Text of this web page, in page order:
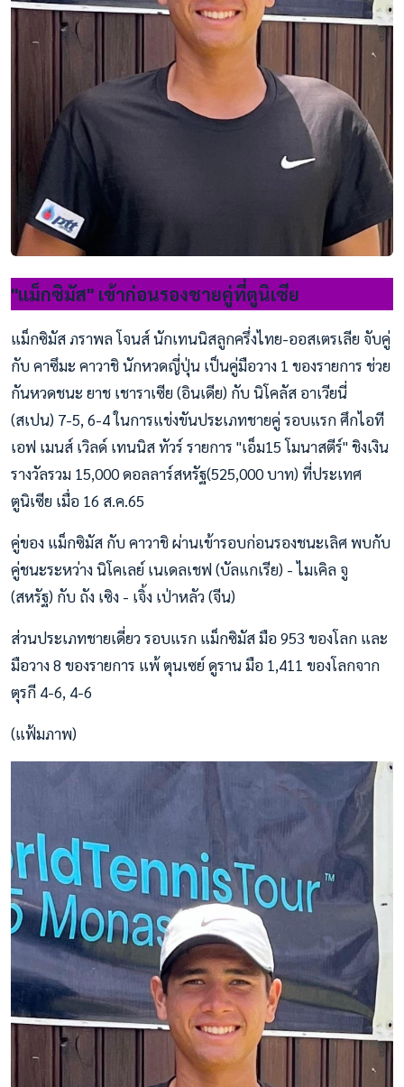
"แม็กซิมัส" เข้าก่อนรองชายคู่ที่ตูนิเซีย
แม็กซิมัส ภราพล โจนส์ นักเทนนิสลูกครึ่งไทย-ออสเตรเลีย จับคู่
กับ คาซึมะ คาวาชิ นักหวดญี่ปุ่น เป็นคู่มือวาง 1 ของรายการ ช่วย
กันหวดชนะ ยาช เชาราเซีย (อินเดีย) กับ นิโคลัส อาเวียนี่
(สเปน) 7-5, 6-4 ในการแข่งขันประเภทชายคู่ รอบแรก ศึกไอที
เอฟ เมนส์ เวิลด์ เทนนิส ทัวร์ รายการ "เอ็ม15 โมนาสตีร์" ชิงเงิน
รางวัลรวม 15,000 ดอลลาร์สหรัฐ(525,000 บาท) ที่ประเทศ
ตูนิเซีย เมื่อ 16 ส.ค.65
คู่ของ แม็กซิมัส กับ คาวาชิ ผ่านเข้ารอบก่อนรองชนะเลิศ พบกับ
คู่ชนะระหว่าง นิโคเลย์ เนเดลเชฟ (บัลแกเรีย) - ไมเคิล จู
(สหรัฐ) กับ ถัง เซิง - เจิ้ง เป่าหลัว (จีน)
ส่วนประเภทชายเดี่ยว รอบแรก แม็กซิมัส มือ 953 ของโลก และ
มือวาง 8 ของรายการ แพ้ ตุนเซย์ ดูราน มือ 1,411 ของโลกจาก
ตุรกี 4-6, 4-6
(แฟ้มภาพ)